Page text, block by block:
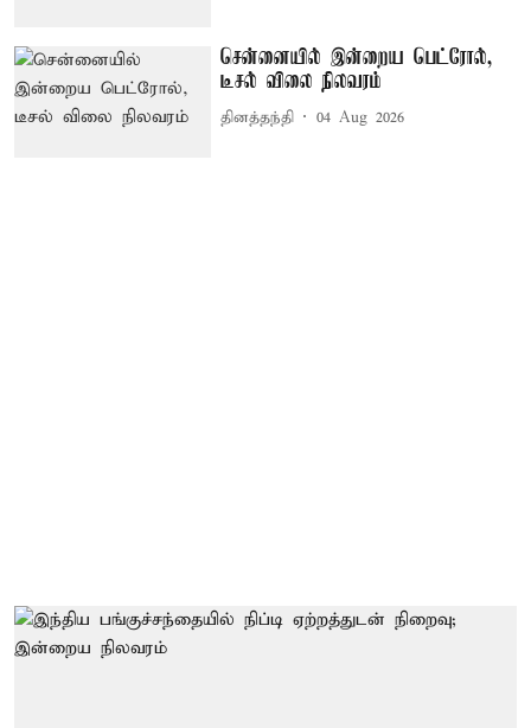
சென்னையில் இன்றைய பெட்ரோல்,
டீசல் விலை நிலவரம்
தினத்தந்தி 04 Aug 2026